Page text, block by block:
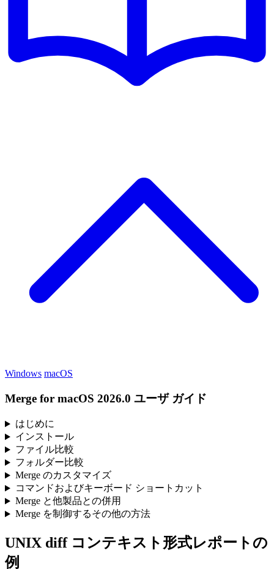
Windows macOS
Merge for macOS 2026.0 ユーザ ガイド
はじめに
インストール
ファイル比較
フォルダー比較
Merge のカスタマイズ
コマンドおよびキーボード ショートカット
Merge と他製品との併用
Merge を制御するその他の方法
UNIX diff コンテキスト形式レポートの
例